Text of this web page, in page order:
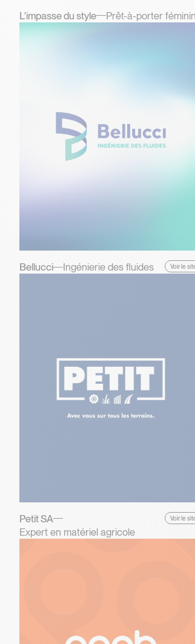
L'impasse du style Prêt-à-porter féminin
Bellucci Ingénierie des fluides Voir le
Petit SA
Expert en matériel agricole
Voir le